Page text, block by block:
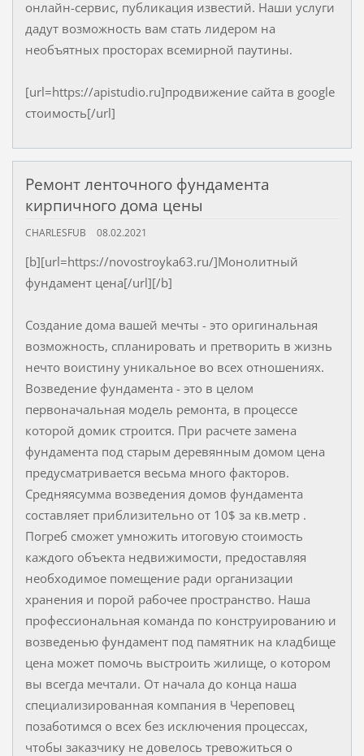
онлайн-сервис, публикация известий. Наши услуги
дадут возможность вам стать лидером на
необъятных просторах всемирной паутины.
[url=https://apistudio.ru]продвижение сайта в google
стоимость[/url]
Ремонт ленточного фундамента
кирпичного дома цены
CHARLESFUB 08.02.2021
[b][url=https://novostroyka63.ru/]Монолитный
фундамент цена[/url][/b]
Создание дома вашей мечты - это оригинальная
возможность, спланировать и претворить в жизнь
нечто воистину уникальное во всех отношениях.
Возведение фундамента - это в целом
первоначальная модель ремонта, в процессе
которой домик строится. При расчете замена
фундамента под старым деревянным домом цена
предусматривается весьма много факторов.
Средняясумма возведения домов фундамента
составляет приблизительно от 10$ за кв.метр .
Погреб сможет умножить итоговую стоимость
каждого объекта недвижимости, предоставляя
необходимое помещение ради организации
хранения и порой рабочее пространство. Наша
профессиональная команда по конструированию и
возведенью фундамент под памятник на кладбище
цена может помочь выстроить жилище, о котором
вы всегда мечтали. От начала до конца наша
специализированная компания в Череповец
позаботимся о всех без исключения процессах,
чтобы заказчику не довелось тревожиться о